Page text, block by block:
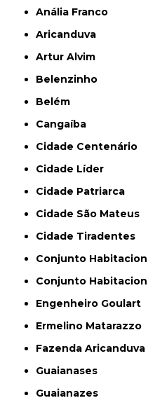
Anália Franco
Aricanduva
Artur Alvim
Belenzinho
Belém
Cangaíba
Cidade Centenário
Cidade Líder
Cidade Patriarca
Cidade São Mateus
Cidade Tiradentes
Conjunto
Conjunto
Engenheiro Goulart
Ermelino Matarazzo
Fazenda Aricanduva
Guaianases
Guaianazes